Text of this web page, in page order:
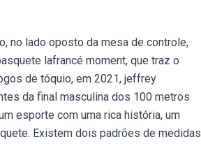
no lado oposto da mesa de controle,
lafrancé moment, que traz o
de tóquio, em 2021, jeffrey
da final masculina dos 100 metros
esporte com uma rica história, um
Existem dois padrões de medidas